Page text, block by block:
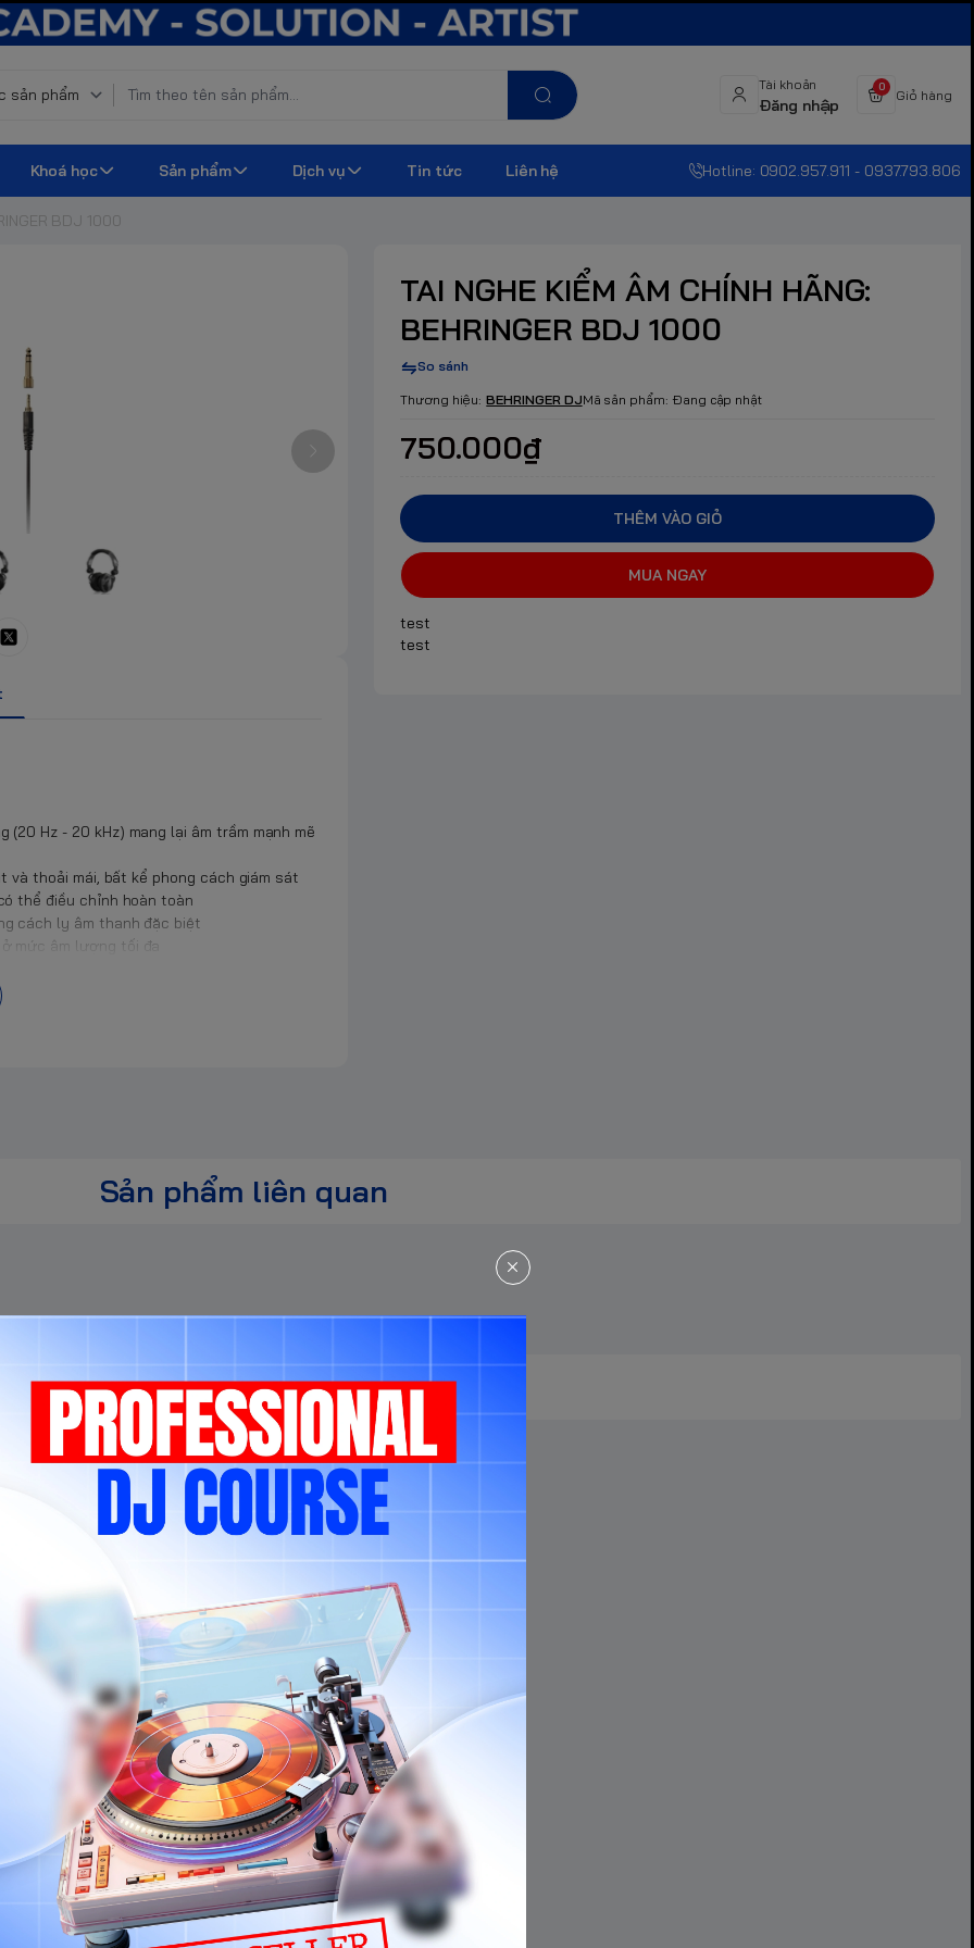
Tài khoản
Đăng nhập
0
Giỏ hàng
Khoá học Sản phẩm Dịch vụ Tin tức Liên hệ Hotline: 0902.957.911 - 0937.793.806
BDJ 1000
TAI NGHE KIỂM ÂM CHÍNH HÃNG:
BEHRINGER BDJ 1000
So sánh
Thương hiệu: BEHRINGER DJMã sản phẩm: Đang cập nhật
750.000₫
THÊM VÀO GIỎ
MUA NGAY
test
test
Hz - 20 kHz) mang lại âm trầm mạnh mẽ
và thoải mái, bất kể phong cách giám sát
thể điều chỉnh hoàn toàn
cách ly âm thanh đặc biệt
mức âm lượng tối đa
chuyên nghiệp và tiêu dùng
tai hình bầu dục chứa các viên nang
băng đô cực kỳ thoải mái; và một bộ điều
ý với toàn bộ nội dung Chính sách. Mọi
hoặc phát sinh từ điều khoản trái luật.
báo trước trên website và/hoặc các kênh
xuất.
nguyên vẹn.
ngấm nước, ẩm mốc, côn trùng hoặc tác
Hòa, Quận 3, Thành phố Hồ Chí Minh.
trong các trường hợp sau:
phối chính thức.
Sản phẩm liên quan
Sản phẩm cùng phân khúc